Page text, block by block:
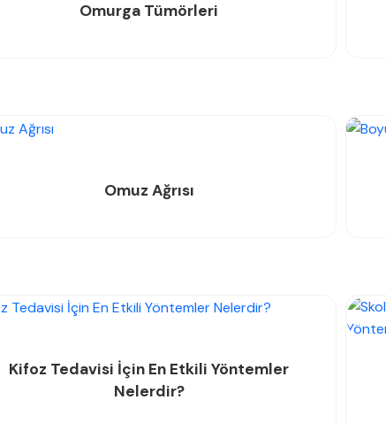
Omurga Tümörleri
Omuz Ağrısı
Kifoz Tedavisi İçin En Etkili Yöntemler
Nelerdir?